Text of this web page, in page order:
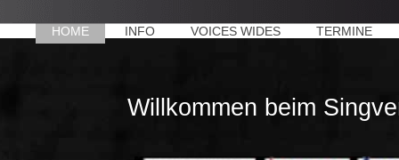
HOME INFO VOICES WIDES TERMINE
Willkommen beim